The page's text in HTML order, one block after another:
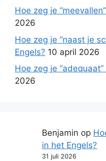
Hoe zeg je
2026
Hoe zeg je “naast je
Engels? 10 april 2026
Hoe zeg je
2026
Benjamin op
in het Engels?
31 juli 2026